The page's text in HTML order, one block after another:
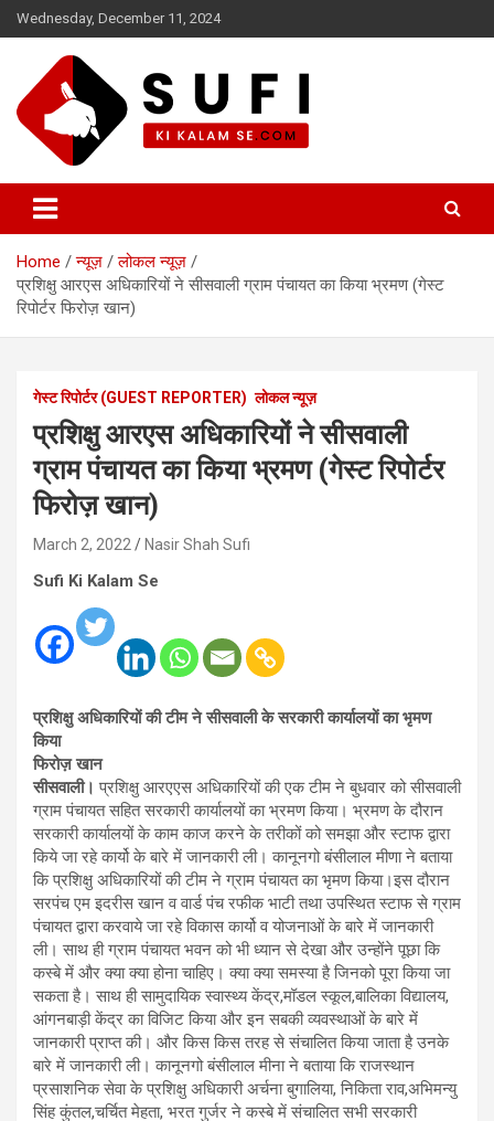
Skip
to
Wednesday, December 11, 2024
सूफी की कलम से
Home न्यूज़
लोकल न्यूज़
प्रशिक्षु आरएस अधिकारियों ने सीसवाली ग्राम पंचायत का किया भ्रमण (गेस्ट
रिपोर्टर फिरोज़ खान)
गेस्ट रिपोर्टर (GUEST REPORTER) लोकल न्यूज़
प्रशिक्षु आरएस अधिकारियों ने सीसवाली
ग्राम पंचायत का किया भ्रमण (गेस्ट रिपोर्टर
फिरोज़ खान)
March 2, 2022 Nasir Shah Sufi
Sufi Ki Kalam Se
प्रशिक्षु अधिकारियों की टीम ने सीसवाली के सरकारी कार्यालयों का भृमण
किया
फिरोज़ खान
सीसवाली।प्रशिक्षु आरएएस अधिकारियों की एक टीम ने बुधवार को सीसवाली
ग्राम पंचायत सहित सरकारी कार्यालयों का भ्रमण किया। भ्रमण के दौरान
सरकारी कार्यालयों के काम काज करने के तरीकों को समझा और स्टाफ द्वारा
किये जा रहे कार्यो के बारे में जानकारी ली। कानूनगो बंसीलाल मीणा ने बताया
कि प्रशिक्षु अधिकारियों की टीम ने ग्राम पंचायत का भृमण किया।इस दौरान
सरपंच एम इदरीस खान व वार्ड पंच रफीक भाटी तथा उपस्थित स्टाफ से ग्राम
पंचायत द्वारा करवाये जा रहे विकास कार्यो व योजनाओं के बारे में जानकारी
ली। साथ ही ग्राम पंचायत भवन को भी ध्यान से देखा और उन्होंने पूछा कि
कस्बे में और क्या क्या होना चाहिए। क्या क्या समस्या है जिनको पूरा किया जा
सकता है। साथ ही सामुदायिक स्वास्थ्य केंद्र,मॉडल स्कूल,बालिका विद्यालय,
आंगनबाड़ी केंद्र का विजिट किया और इन सबकी व्यवस्थाओं के बारे में
जानकारी प्राप्त की। और किस किस तरह से संचालित किया जाता है उनके
बारे में जानकारी ली। कानूनगो बंसीलाल मीना ने बताया कि राजस्थान
प्रसाशनिक सेवा के प्रशिक्षु अधिकारी अर्चना बुगालिया, निकिता राव,अभिमन्यु
सिंह कुंतल,चर्चित मेहता, भरत गुर्जर ने कस्बे में संचालित सभी सरकारी